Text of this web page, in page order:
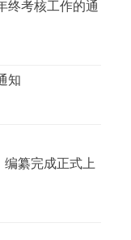
终考核工作的通
知
纂完成正式上